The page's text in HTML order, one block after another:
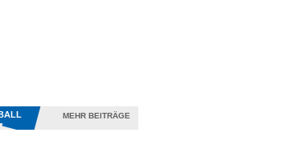
MEHR BEITRÄGE